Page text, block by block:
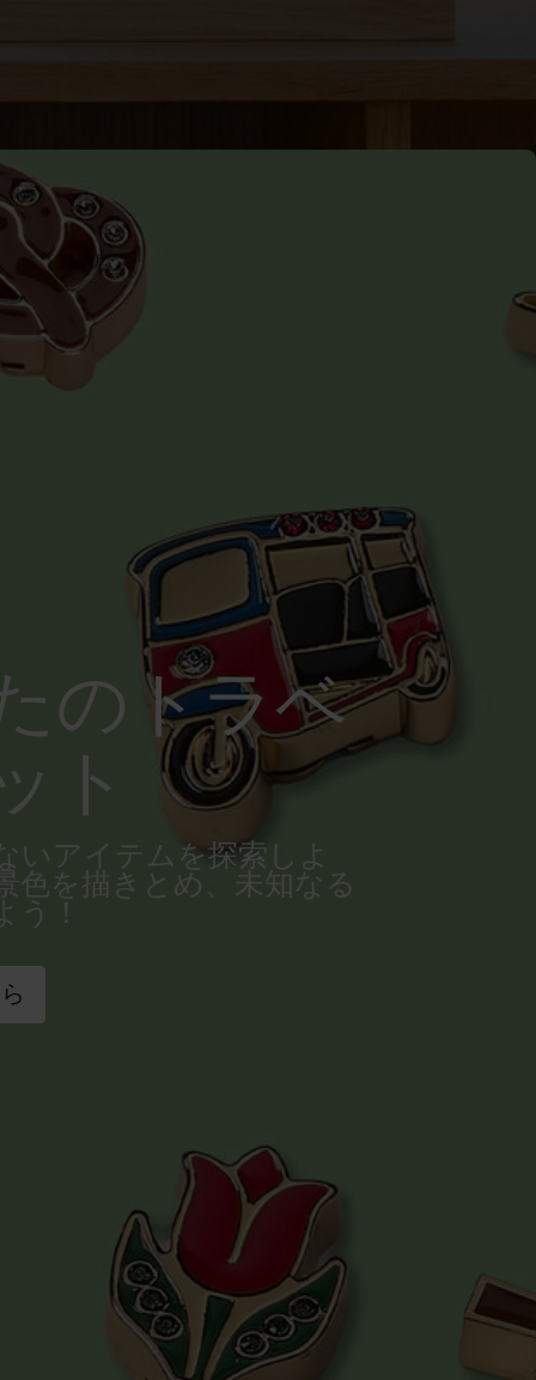
のトラベ
ト
いアイテムを探索しよ
色を描きとめ、未知なる
う！